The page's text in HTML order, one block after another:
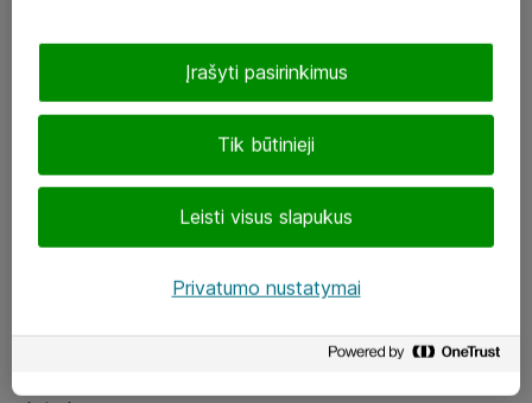
LinkedIn
Tik būtinieji
Leisti visus slapukus
Įrašyti pasirinkimus
Privatumo nustatymai